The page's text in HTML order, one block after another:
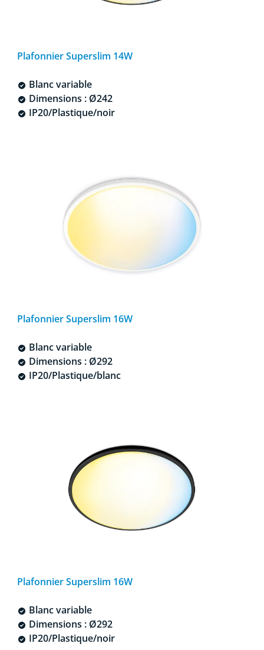
Plafonnier Superslim 14W
Blanc variable
Dimensions : Ø242
IP20/Plastique/noir
Plafonnier Superslim 16W
Blanc variable
Dimensions : Ø292
IP20/Plastique/blanc
Plafonnier Superslim 16W
Blanc variable
Dimensions : Ø292
IP20/Plastique/noir